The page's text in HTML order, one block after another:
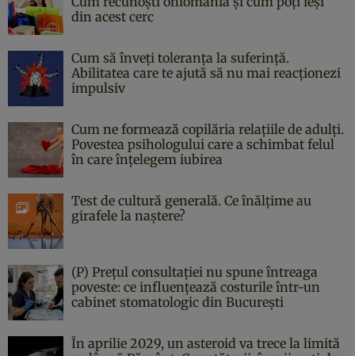
din acest cerc
Cum să înveți toleranța la suferință.
Abilitatea care te ajută să nu mai reacționezi
impulsiv
Cum ne formează copilăria relațiile de adulți.
Povestea psihologului care a schimbat felul
în care înțelegem iubirea
Test de cultură generală. Ce înălțime au
girafele la naștere?
(P) Prețul consultației nu spune întreaga
poveste: ce influențează costurile într-un
cabinet stomatologic din București
În aprilie 2029, un asteroid va trece la limită